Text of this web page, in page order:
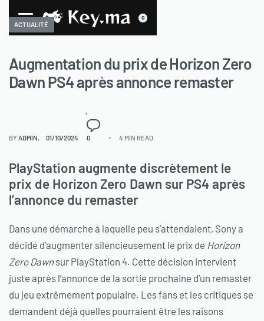
0
ACTUALITÉ
Augmentation du prix de Horizon Zero
Dawn PS4 après annonce remaster
BYADMIN 01/10/2024 0 4 MIN READ
PlayStation augmente discrètement le
prix de Horizon Zero Dawn sur PS4 après
l’annonce du remaster
Dans une démarche à laquelle peu s’attendaient, Sony a
décidé d’augmenter silencieusement le prix de Horizon
Zero Dawnsur PlayStation 4. Cette décision intervient
juste après l’annonce de la sortie prochaine d’un remaster
du jeu extrêmement populaire. Les fans et les critiques se
demandent déjà quelles pourraient être les raisons